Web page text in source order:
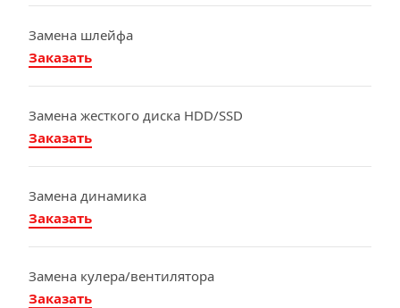
Замена шлейфа
Заказать
Замена жесткого диска HDD/SSD
Заказать
Замена динамика
Заказать
Замена кулера/вентилятора
Заказать